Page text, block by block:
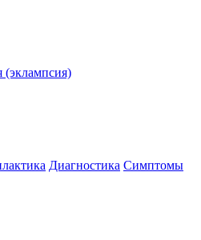
(эклампсия)
Диагностика Симптомы